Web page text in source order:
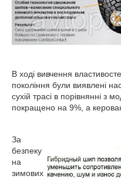
В ході вивчення
покоління були виявлені
сухій трасі в порівнянні з
покращено на 9%, а
За
безпеку
на
зимових